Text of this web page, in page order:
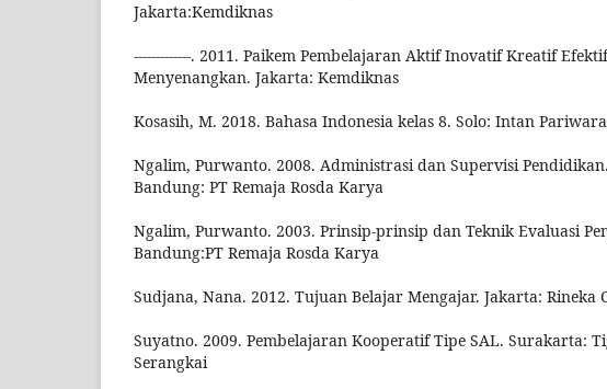
Jakarta:Kemdiknas
-------------. 2011. Paikem Pembelajaran Aktif Inovatif Kreatif
Menyenangkan. Jakarta: Kemdiknas
Kosasih, M. 2018. Bahasa Indonesia kelas 8. Solo: Intan Pariwara
Ngalim, Purwanto. 2008. Administrasi dan Supervisi Pendidikan.
Bandung: PT Remaja Rosda Karya
Ngalim, Purwanto. 2003. Prinsip-prinsip dan Teknik Evaluasi
Bandung:PT Remaja Rosda Karya
Sudjana, Nana. 2012. Tujuan Belajar Mengajar. Jakarta: Rineka
Suyatno. 2009. Pembelajaran Kooperatif Tipe SAL. Surakarta:
Serangkai